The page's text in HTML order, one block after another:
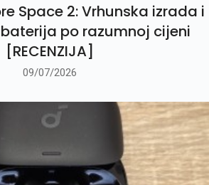
Space 2: Vrhunska izrada i
po razumnoj cijeni
[RECENZIJA]
09/07/2026